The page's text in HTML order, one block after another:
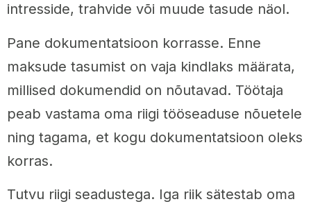
intresside, trahvide või muude tasude näol.
Pane dokumentatsioon korrasse. Enne
maksude tasumist on vaja kindlaks määrata,
millised dokumendid on nõutavad. Töötaja
peab vastama oma riigi tööseaduse nõuetele
ning tagama, et kogu dokumentatsioon oleks
korras.
Tutvu riigi seadustega. Iga riik sätestab oma